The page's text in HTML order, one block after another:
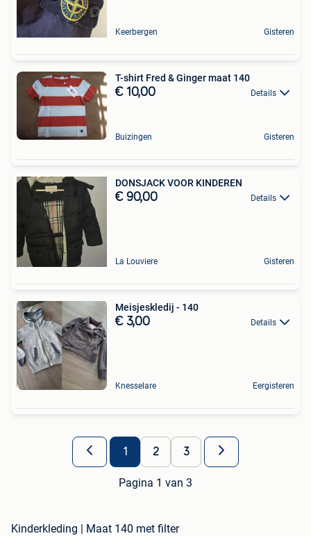
Keerbergen Gisteren
T-shirt Fred & Ginger maat 140
€ 10,00 Details
Buizingen Gisteren
DONSJACK VOOR KINDEREN
€ 90,00 Details
La Louviere Gisteren
Meisjeskledij - 140
€ 3,00 Details
Knesselare Eergisteren
1 2 3
Pagina 1 van 3
Kinderkleding | Maat 140 met filter